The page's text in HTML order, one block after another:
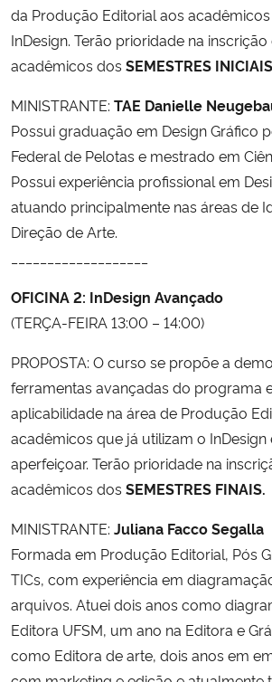
Secretaria de Governo
Gabinete de Segurança Institucional
Planalto
da Produção Editorial aos acadêmicos
InDesign. Terão prioridade na
acadêmicos dos SEMESTRES INICIAIS
MINISTRANTE: TAE Danielle
Possui graduação em Design Gráfico
Federal de Pelotas e mestrado em
Possui experiência profissional em
atuando principalmente nas áreas de
Direção de Arte.
OFICINA 2: InDesign Avançado
(TERÇA-FEIRA 13:00 – 14:00)
PROPOSTA: O curso se propõe a
ferramentas avançadas do programa
aplicabilidade na área de Produção
acadêmicos que já utilizam o InDesign
aperfeiçoar. Terão prioridade na
acadêmicos dos SEMESTRES FINAIS.
MINISTRANTE: Juliana Facco Segalla
Formada em Produção Editorial, Pós
TICs, com experiência em
arquivos. Atuei dois anos como
Editora UFSM, um ano na Editora e
como Editora de arte, dois anos em